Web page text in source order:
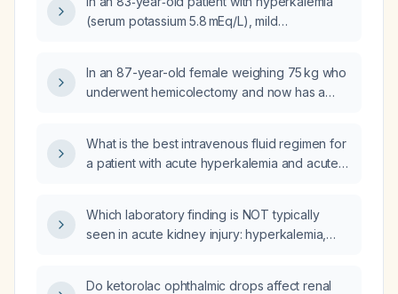
(serum potassium 5.8 mEq/L), mild
any medications, how soon should the serum
potassium be rechecked after the initial blood
In an 87-year-old female weighing 75 kg who
underwent hemicolectomy and now has a
(life‑threatening hyperkalaemia) while taking
carvedilol (beta‑blocker), what is the best
What is the best intravenous fluid regimen for
a patient with acute hyperkalemia and acute
Which laboratory finding is NOT typically
seen in acute kidney injury: hyperkalemia,
Do ketorolac ophthalmic drops affect renal